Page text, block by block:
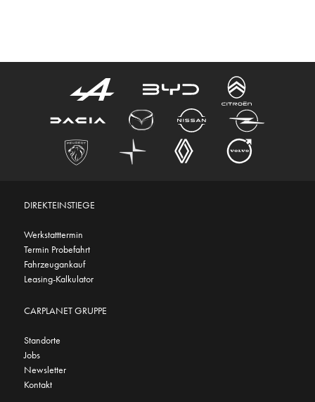
DIREKTEINSTIEGE
Werkstatttermin
Termin Probefahrt
Fahrzeugankauf
Leasing-Kalkulator
CARPLANET GRUPPE
Standorte
Jobs
Newsletter
Kontakt